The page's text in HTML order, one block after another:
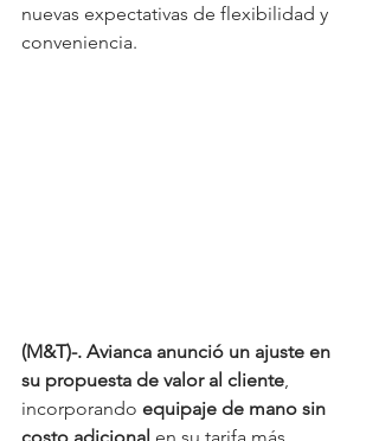
nuevas expectativas de flexibilidad y
conveniencia.
(M&T)-. Avianca anunció un ajuste en
su propuesta de valor al cliente,
incorporando equipaje de mano sin